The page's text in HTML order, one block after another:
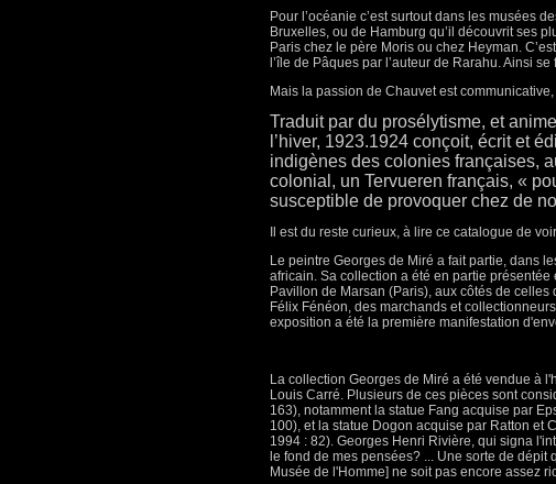
Pour l’océanie c’est surtout dans les musées
Bruxelles, ou de Hamburg qu’il découvrit ses
Paris chez le père Moris ou chez Heyman.
l’île de Pâques par l’auteur de Rarahu. Ainsi
Mais la passion de Chauvet est
Traduit par du prosélytisme, et
l’hiver, 1923.1924 conçoit, écrit et
indigènes des colonies françaises,
colonial, un Tervueren français, «
susceptible de provoquer chez de
Il est du reste curieux, à lire ce catalogue de
Le peintre Georges de Miré a fait partie, dans
africain. Sa collection a été en partie
Pavillon de Marsan (Paris), aux côtés de
Félix Fénéon, des marchands et
exposition a été la première manifestation
La collection Georges de Miré a été vendue à
Louis Carré. Plusieurs de ces pièces sont
163), notamment la statue Fang acquise par
100), et la statue Dogon acquise par Ratton et
1994 : 82). Georges Henri Rivière, qui signa
le fond de mes pensées? ... Une sorte de
Musée de l'Homme] ne soit pas encore assez